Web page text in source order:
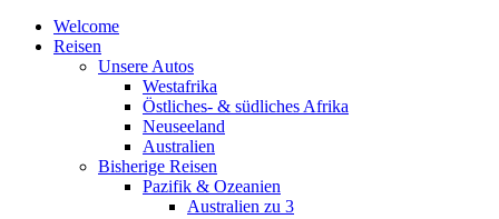
Welcome
Reisen
Unsere Autos
Westafrika
Östliches- & südliches Afrika
Neuseeland
Australien
Bisherige Reisen
Pazifik & Ozeanien
Australien zu 3